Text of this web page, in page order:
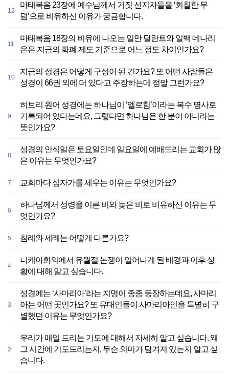
12
마태복음 23장에 예수님께서 거짓 선지자들을 ‘회칠한 무
덤’으로 비유하신 이유가 궁금합니다.
11
마태복음 18장의 비유에 나오는 일만 달란트와 일백 데나리
온은 지금의 화폐 제도 기준으로 어느 정도 차이인가요?
10
지금의 성경은 어떻게 구성이 된 건가요? 또 어떤 사람들은
성경이 66권 외에 더 있다고 주장하는데 정말 그런가요?
9
히브리 원어 성경에는 하나님이 ‘엘로힘’이라는 복수 명사로
기록되어 있다는데요, 그렇다면 하나님은 한 분이 아니라는
뜻인가요?
8
성경의 안식일은 토요일인데 일요일에 예배드리는 교회가 많
은 이유는 무엇인가요?
7 교회마다 십자가를 세우는 이유는 무엇인가요?
6
하나님께서 성령을 이른 비와 늦은 비로 비유하신 이유는 무
엇인가요?
5 침례와 세례는 어떻게 다른가요?
4
니케아회의에서 유월절 논쟁이 일어나게 된 배경과 이후 상
황에 대해 알고 싶습니다.
3
성경에는 ‘사마리아’라는 지명이 종종 등장하는데요, 사마리
아는 어떤 곳인가요? 또 유대인들이 사마리아인을 특별히 구
별했던 이유는 무엇인가요?
2
우리가 매일 드리는 기도에 대해서 자세히 알고 싶습니다. 왜
그 시간에 기도드리는지, 무슨 의미가 담겨져 있는지 알고 싶
습니다.